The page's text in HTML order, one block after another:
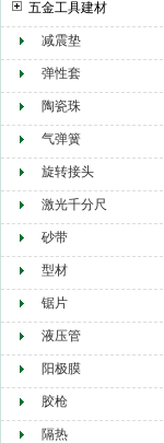
赫尔纳贸易（大连）有限公司
五金工具建材
减震垫
弹性套
陶瓷珠
气弹簧
旋转接头
激光千分尺
砂带
型材
锯片
液压管
阳极膜
胶枪
隔热